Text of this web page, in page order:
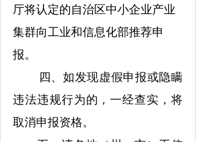
厅将认定的自治区中小企业产业
集群向工业和信息化部推荐申
报。
四、 如发现虚假申报或隐瞒
违法违规行为的，一经查实， 将
取消申报资格。